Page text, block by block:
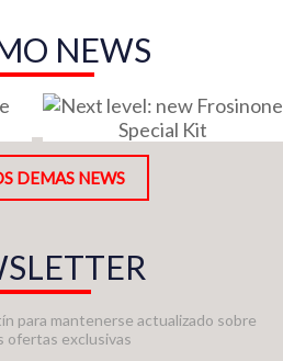
NEWS
DEMAS NEWS
para mantenerse actualizado sobre
ofertas exclusivas